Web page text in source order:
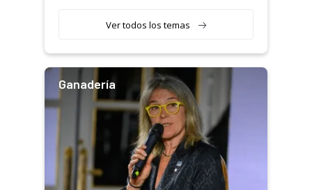
variedades que marcan un
salto tecnológico en genética y
Ver todos los temas
Ganadería